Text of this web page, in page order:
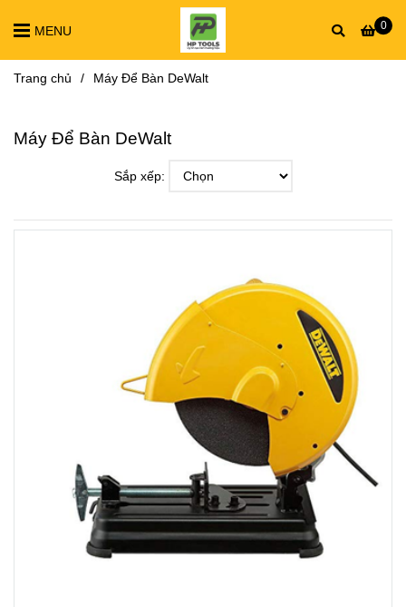
0
MENU
Trang chủ / Máy Để Bàn DeWalt
Máy Để Bàn DeWalt
Sắp xếp: